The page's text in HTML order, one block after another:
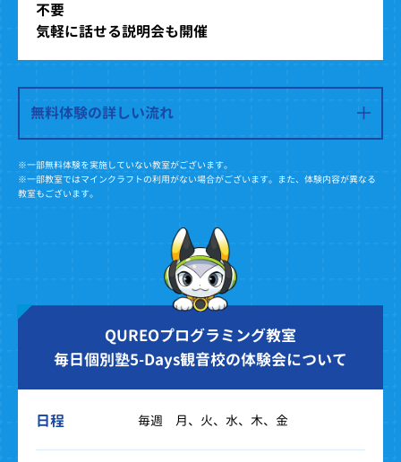
不要
気軽に話せる説明会も開催
無料体験の詳しい流れ
※一部無料体験を実施していない教室がございます。
※一部教室ではマインクラフトの利用がない場合がございます。また、体験内容が異なる
教室もございます。
QUREOプログラミング教室
毎日個別塾5-Days観音校の体験会について
日程 毎週 月、火、水、木、金